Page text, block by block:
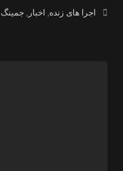
اجرا های زنده, اخبار,جمینگ